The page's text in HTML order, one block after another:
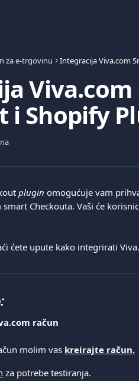
za e-trgovinu
Viva.com
i Shopify
plugin omogućuje vam
Checkouta. Vaši će
ćete upute kako integrirati
račun
molim vas kreirajte račun.
za potrebe testiranja.